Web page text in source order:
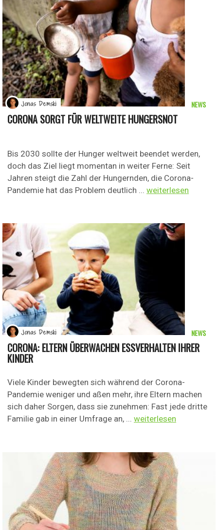
CORONA SORGT FÜR WELTWEITE HUNGERSNOT
Bis 2030 sollte der Hunger weltweit beendet werden,
doch das Ziel liegt momentan in weiter Ferne: Seit
Jahren steigt die Zahl der Hungernden, die Corona-
Pandemie hat das Problem deutlich ... weiterlesen
NEWS
Jonas Demski
CORONA: ELTERN ÜBERWACHEN ESSVERHALTEN IHRER
KINDER
Viele Kinder bewegten sich während der Corona-
Pandemie weniger und aßen mehr, ihre Eltern machen
sich daher Sorgen, dass sie zunehmen: Fast jede dritte
Familie gab in einer Umfrage an, ... weiterlesen
NEWS
Jonas Demski